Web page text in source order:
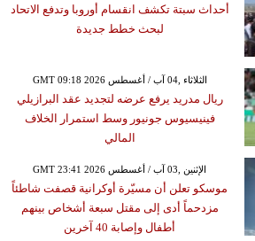
أحداث سبتة تكشف انقسام أوروبا وتدفع الاتحاد
لبحث خطط جديدة
GMT 09:18 2026 الثلاثاء ,04 آب / أغسطس
ريال مدريد يرفع عرضه لتجديد عقد البرازيلي
فينيسيوس جونيور وسط استمرار الخلاف
المالي
GMT 23:41 2026 الإثنين ,03 آب / أغسطس
موسكو تعلن أن مسيّرة أوكرانية قصفت شاطئاً
مزدحماً أدى إلى مقتل سبعة أشخاص بينهم
أطفال وإصابة 40 آخرين